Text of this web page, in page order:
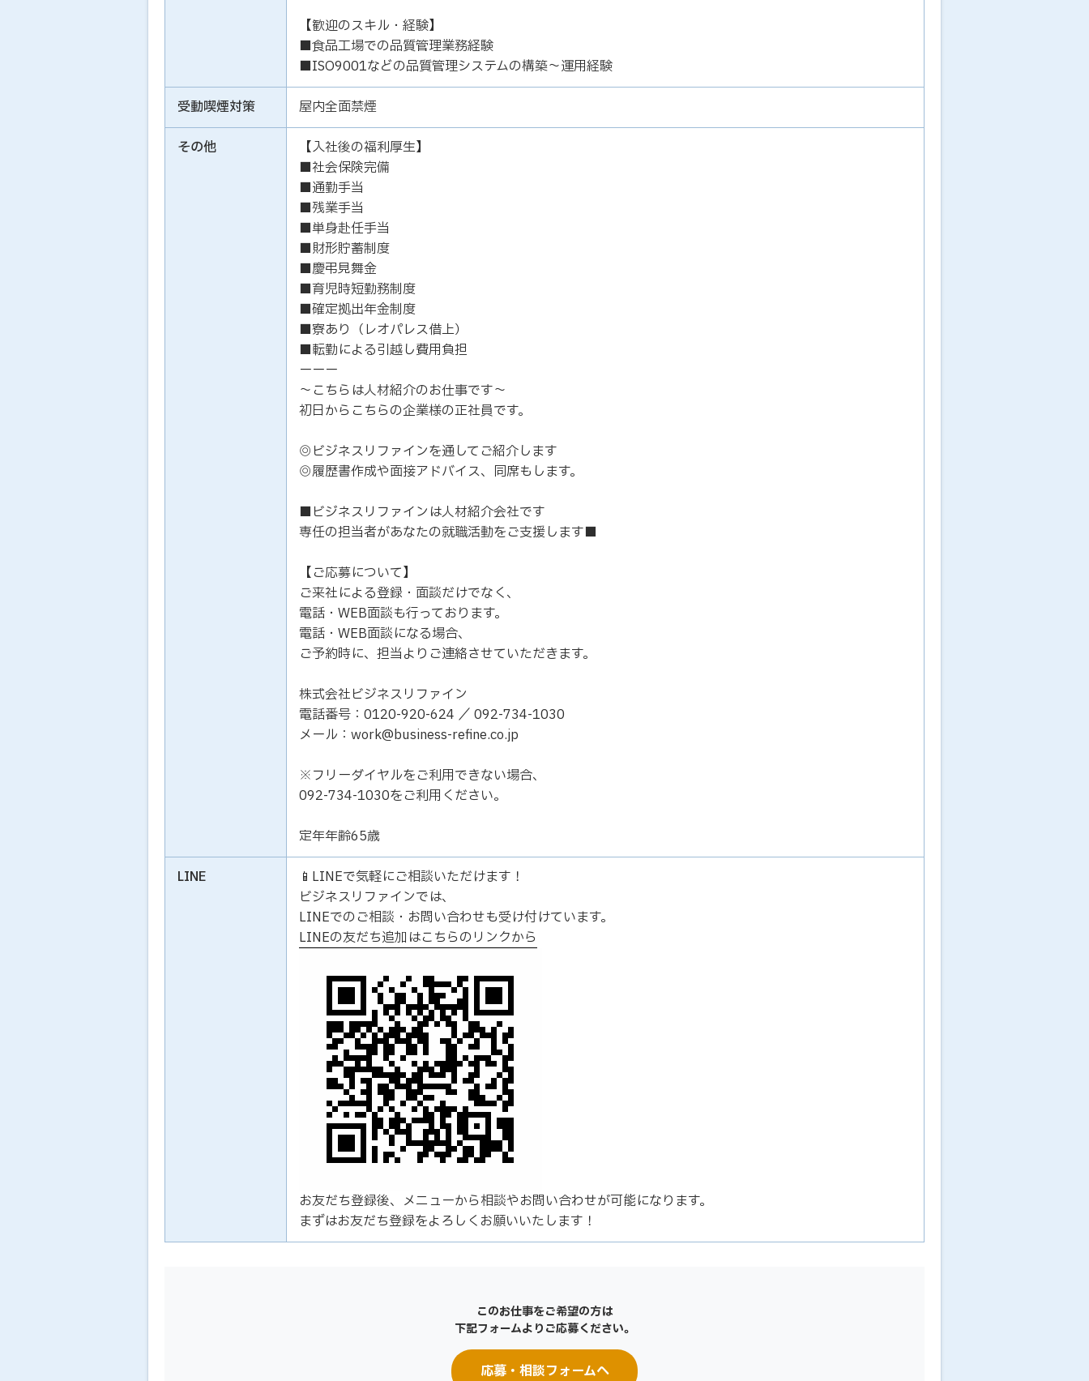
【歓迎のスキル・経験】
■食品工場での品質管理業務経験
■ISO9001などの品質管理システムの構築〜運用経験
受動喫煙対策 屋内全面禁煙
その他
【入社後の福利厚生】
■社会保険完備
■通勤手当
■残業手当
■単身赴任手当
■財形貯蓄制度
■慶弔見舞金
■育児時短勤務制度
■確定拠出年金制度
■寮あり（レオパレス借上）
■転勤による引越し費用負担
ーーー
～こちらは人材紹介のお仕事です～
初日からこちらの企業様の正社員です。
◎ビジネスリファインを通してご紹介します
◎履歴書作成や面接アドバイス、同席もします。
■ビジネスリファインは人材紹介会社です
専任の担当者があなたの就職活動をご支援します■
【ご応募について】
ご来社による登録・面談だけでなく、
電話・WEB面談も行っております。
電話・WEB面談になる場合、
ご予約時に、担当よりご連絡させていただきます。
株式会社ビジネスリファイン
電話番号：0120-920-624 ／ 092-734-1030
メール：work@business-refine.co.jp
※フリーダイヤルをご利用できない場合、
092-734-1030をご利用ください。
定年年齢65歳
LINE
📱LINEで気軽にご相談いただけます！
ビジネスリファインでは、
LINEでのご相談・お問い合わせも受け付けています。
LINEの友だち追加はこちらのリンクから
お友だち登録後、メニューから相談やお問い合わせが可能になります。
まずはお友だち登録をよろしくお願いいたします！
このお仕事をご希望の方は
下記フォームよりご応募ください。
応募・相談フォームへ